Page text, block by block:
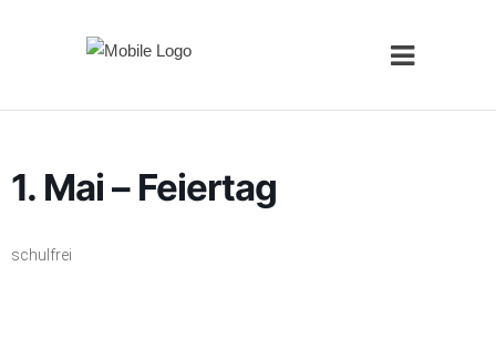
1. Mai – Feiertag
schulfrei